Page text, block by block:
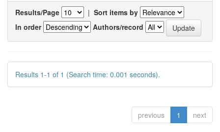
Results/Page | Sort items by
In order
Authors/record
Results 1-1 of 1 (Search time: 0.001 seconds).
previous 1 next